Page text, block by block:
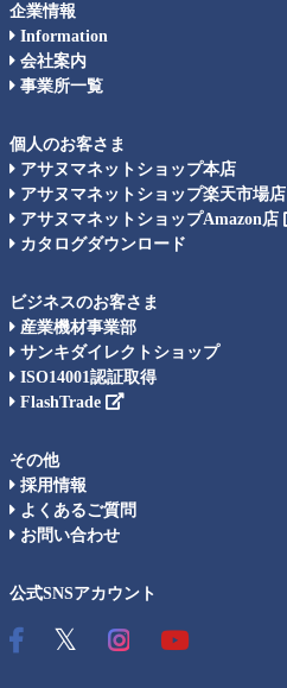
企業情報
Information
会社案内
事業所一覧
個人のお客さま
アサヌマネットショップ本店
アサヌマネットショップ楽天市場店
アサヌマネットショップAmazon店
カタログダウンロード
ビジネスのお客さま
産業機材事業部
サンキダイレクトショップ
ISO14001認証取得
FlashTrade
その他
採用情報
よくあるご質問
お問い合わせ
公式SNSアカウント